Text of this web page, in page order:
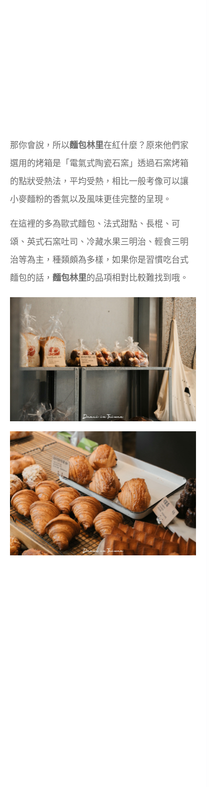
那你會說，所以麵包林里在紅什麼？原來他們家
選用的烤箱是「電氣式陶瓷石窯」透過石窯烤箱
的點狀受熱法，平均受熱，相比一般考像可以讓
小麥麵粉的香氣以及風味更佳完整的呈現。
在這裡的多為歐式麵包、法式甜點、長棍、可
頌、英式石窯吐司、冷藏水果三明治、輕食三明
治等為主，種類頗為多樣，如果你是習慣吃台式
麵包的話， 麵包林里的品項相對比較難找到哦。